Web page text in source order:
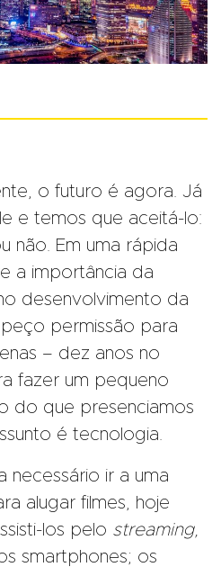
o futuro é agora. Já
e temos que aceitá-lo:
não. Em uma rápida
a importância da
desenvolvimento da
permissão para
– dez anos no
fazer um pequeno
do que presenciamos
é tecnologia.
necessário ir a uma
alugar filmes, hoje
los pelo streaming,
smartphones; os